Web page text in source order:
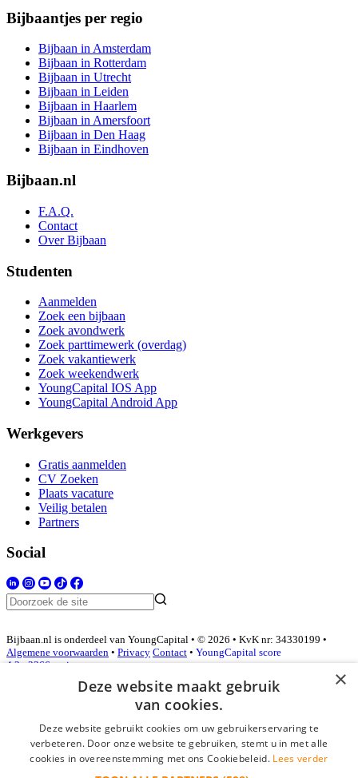
Bijbaantjes per regio
Bijbaan in Amsterdam
Bijbaan in Rotterdam
Bijbaan in Utrecht
Bijbaan in Leiden
Bijbaan in Haarlem
Bijbaan in Amersfoort
Bijbaan in Den Haag
Bijbaan in Eindhoven
Bijbaan.nl
F.A.Q.
Contact
Over Bijbaan
Studenten
Aanmelden
Zoek een bijbaan
Zoek avondwerk
Zoek parttimewerk (overdag)
Zoek vakantiewerk
Zoek weekendwerk
YoungCapital IOS App
YoungCapital Android App
Werkgevers
Gratis aanmelden
CV Zoeken
Plaats vacature
Veilig betalen
Partners
Social
Bijbaan.nl is onderdeel van YoungCapital • © 2026 • KvK nr: 34330199 •
Algemene voorwaarden • Privacy Contact • YoungCapital score
4.3 - 3366 reviews
Inloggen als bedrijf
*
×
Deze website maakt gebruik
van cookies.
Deze website gebruikt cookies om uw gebruikerservaring te
verbeteren. Door onze website te gebruiken, stemt u in met alle
cookies in overeenstemming met ons Cookiebeleid. Lees verder